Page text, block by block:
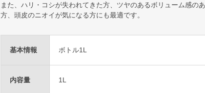
また、ハリ・コシが失われてきた方、ツヤのあるボリューム感の
方、頭皮のニオイが気になる方にも最適です。
基本情報 ボトル1L
内容量 1L